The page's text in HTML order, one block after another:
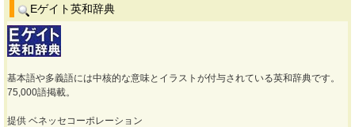
Eゲイト英和辞典
基本語や多義語には中核的な意味とイラストが付与されている英和辞典です。
75,000語掲載。
提供 ベネッセコーポレーション